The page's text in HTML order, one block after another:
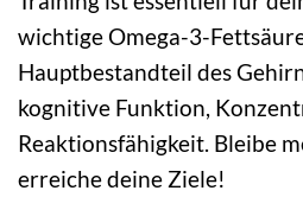
wichtige Omega-3-
Hauptbestandteil des
kognitive Funktion,
Reaktionsfähigkeit. Bleibe
erreiche deine Ziele!